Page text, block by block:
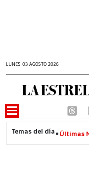
LUNES 03 AGOSTO 2026
Últimas